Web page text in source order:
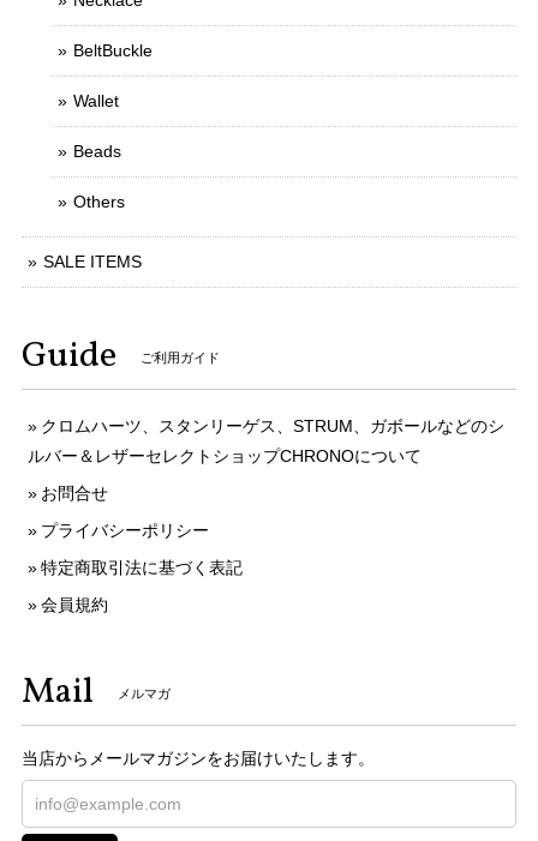
BeltBuckle
Wallet
Beads
Others
SALE ITEMS
Guide ご利用ガイド
クロムハーツ、スタンリーゲス、STRUM、ガボールなどのシ
ルバー＆レザーセレクトショップCHRONOについて
お問合せ
プライバシーポリシー
特定商取引法に基づく表記
会員規約
Mail メルマガ
当店からメールマガジンをお届けいたします。